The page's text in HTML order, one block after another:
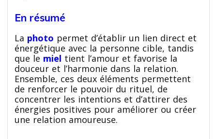
En résumé
La photo permet d’établir un lien direct et
énergétique avec la personne cible, tandis
que le miel tient l’amour et favorise la
douceur et l’harmonie dans la relation.
Ensemble, ces deux éléments permettent
de renforcer le pouvoir du rituel, de
concentrer les intentions et d’attirer des
énergies positives pour améliorer ou créer
une relation amoureuse.